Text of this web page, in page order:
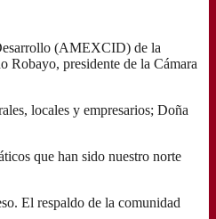
(AMEXCID) de la
Robayo, presidente de la Cámara
locales y empresarios; Doña
que han sido nuestro norte
El respaldo de la comunidad